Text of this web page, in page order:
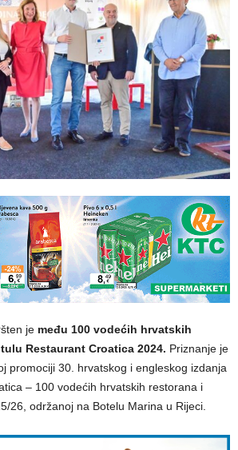
je među 100 vodećih hrvatskih
Restaurant Croatica 2024. Priznanje je
promociji 30. hrvatskog i engleskog izdanja
– 100 vodećih hrvatskih restorana i
26, održanoj na Botelu Marina u Rijeci.